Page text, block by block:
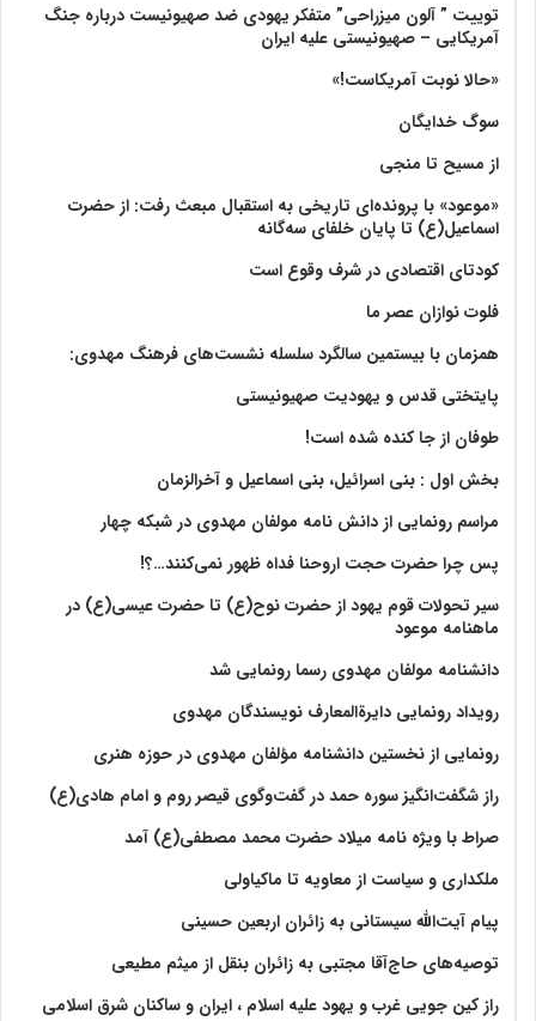
توییت ” آلون میزراحی” متفکر یهودی ضد صهیونیست درباره جنگ
آمریکایی – صهیونیستی علیه ایران
«حالا نوبت آمریکاست!»
سوگ خدایگان
از مسیح تا منجی
«موعود» با پرونده‌ای تاریخی به استقبال مبعث رفت: از حضرت
اسماعیل(ع) تا پایان خلفای سه‌گانه
کودتای اقتصادی در شرف وقوع است
فلوت نوازان عصر ما
همزمان با بیستمین سالگرد سلسله نشست‌های فرهنگ مهدوی:‌
پایتختی قدس و یهودیت صهیونیستی
طوفان از جا کنده شده است!
بخش اول : بنی اسرائیل، بنی اسماعیل و آخرالزمان
مراسم رونمایی از دانش نامه مولفان مهدوی در شبکه چهار
پس چرا حضرت حجت اروحنا فداه ظهور نمی‌کنند…؟!
سیر تحولات قوم یهود از حضرت نوح(ع) تا حضرت عیسی(ع) در
ماهنامه موعود
دانشنامه مولفان مهدوی رسما رونمایی شد
رویداد رونمایی دایرةالمعارف نویسندگان مهدوی
رونمایی از نخستین دانشنامه مؤلفان مهدوی در حوزه هنری
راز شگفت‌انگیز سوره حمد در گفت‌وگوی قیصر روم و امام هادی(ع)
صراط با ویژه نامه میلاد حضرت محمد مصطفی(ع) آمد
ملکداری و سیاست از معاویه تا ماکیاولی
پیام آیت‌الله سیستانی به زائران اربعین حسینی
توصیه‌های حاج‌آقا مجتبی به زائران بنقل از میثم مطیعی
راز کین جویی غرب و یهود علیه اسلام ، ایران و ساکنان شرق اسلامی